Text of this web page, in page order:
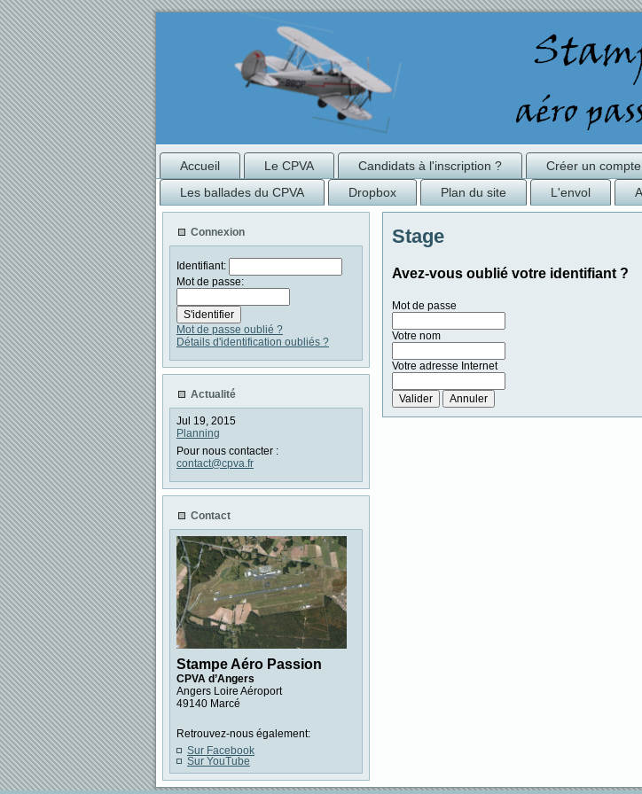
Accueil Le CPVA Candidats à l'inscription ? Créer un compte
Les ballades du CPVA
Dropbox Plan du site L'envol
Connexion
Identifiant:
Mot de passe:
Mot de passe oublié ?
Détails d'identification oubliés ?
Actualité
Jul 19, 2015
Planning
Pour nous contacter :
contact@cpva.fr
Contact
Stampe Aéro Passion
CPVA d’Angers
Angers Loire Aéroport
49140 Marcé
Retrouvez-nous également:
Sur Facebook
Sur YouTube
Stage
Avez-vous oublié votre identifiant ?
Mot de passe
Votre nom
Votre adresse Internet